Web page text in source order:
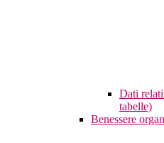
Dati
tabelle)
Benessere